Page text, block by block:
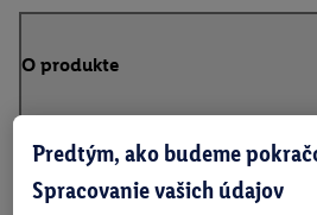
O produkte
Obsah balenia
Predtým, ako budeme
Spracovanie vašich údajov